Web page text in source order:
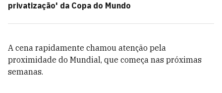
privatização' da Copa do Mundo
A cena rapidamente chamou atenção pela
proximidade do Mundial, que começa nas próximas
semanas.